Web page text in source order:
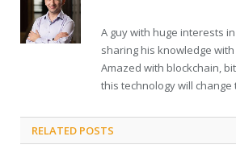
A guy with huge interests
sharing his knowledge
Amazed with blockchain,
this technology will change
RELATED POSTS